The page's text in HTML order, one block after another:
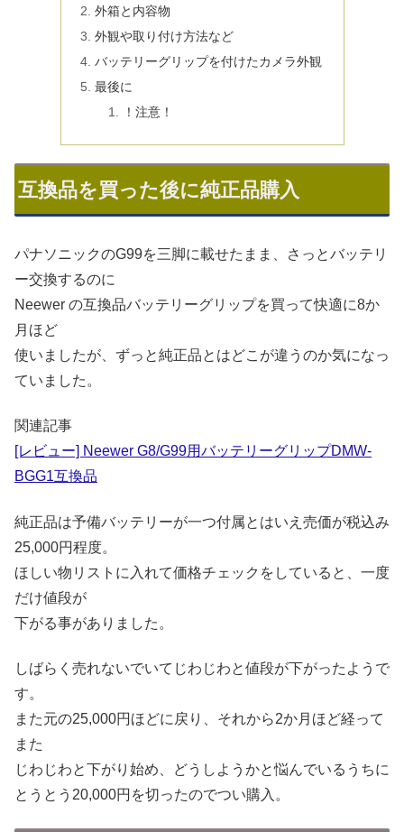
外箱と内容物
外観や取り付け方法など
バッテリーグリップを付けたカメラ外観
最後に
！注意！
互換品を買った後に純正品購入
パナソニックのG99を三脚に載せたまま、さっとバッテリ
ー交換するのに
Neewer の互換品バッテリーグリップを買って快適に8か
月ほど
使いましたが、ずっと純正品とはどこが違うのか気になっ
ていました。
関連記事
[レビュー] Neewer G8/G99用バッテリーグリップDMW-
BGG1互換品
純正品は予備バッテリーが一つ付属とはいえ売価が税込み
25,000円程度。
ほしい物リストに入れて価格チェックをしていると、一度
だけ値段が
下がる事がありました。
しばらく売れないでいてじわじわと値段が下がったようで
す。
また元の25,000円ほどに戻り、それから2か月ほど経って
また
じわじわと下がり始め、どうしようかと悩んでいるうちに
とうとう20,000円を切ったのでつい購入。